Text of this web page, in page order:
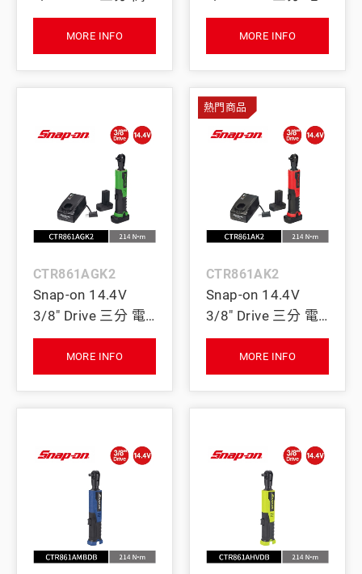
速型電動棘輪扳手
61Nm (Tool Only)
(紅)
MORE INFO
動棘輪扳手 214Nm
｜雙電池+充電座
(螢光黃)
MORE INFO
CTR861AGK2
Snap-on 14.4V
3/8" Drive 三分 電
動棘輪扳手 214Nm
｜雙電池+充電座
(綠)
MORE INFO
熱門商品
CTR861AK2
Snap-on 14.4V
3/8" Drive 三分 電
動棘輪扳手 214Nm
｜雙電池+充電座
(紅)
MORE INFO